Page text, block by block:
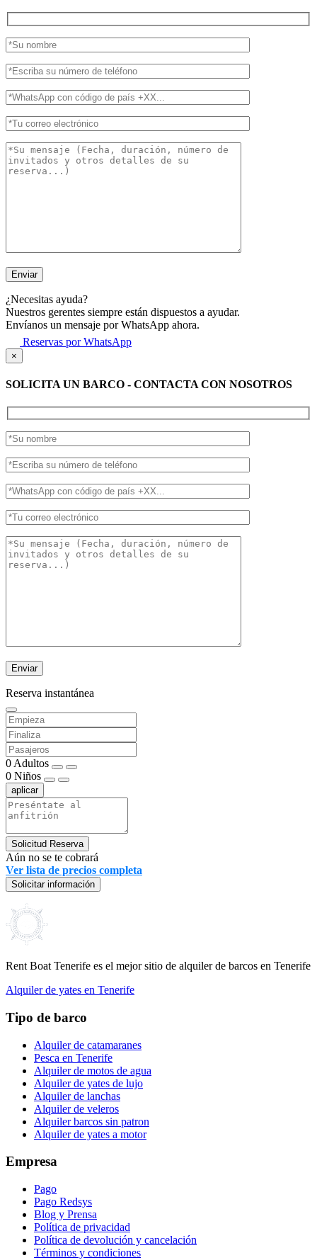
¿Necesitas ayuda?
Nuestros gerentes siempre están dispuestos a ayudar.
Envíanos un mensaje por WhatsApp ahora.
Reservas por WhatsApp
×
SOLICITA UN BARCO - CONTACTA CON NOSOTROS
Reserva instantánea
0 Adultos
0 Niños
aplicar
Solicitud Reserva
Aún no se te cobrará
Ver lista de precios completa
Solicitar información
Rent Boat Tenerife es el mejor sitio de alquiler de barcos en Tenerife
Alquiler de yates en Tenerife
Tipo de barco
Alquiler de catamaranes
Pesca en Tenerife
Alquiler de motos de agua
Alquiler de yates de lujo
Alquiler de lanchas
Alquiler de veleros
Alquiler barcos sin patron
Alquiler de yates a motor
Empresa
Pago
Pago Redsys
Blog y Prensa
Política de privacidad
Política de devolución y cancelación
Términos y condiciones